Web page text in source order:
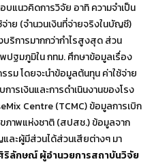
บแนวคิดการวิจัย อาทิ ความจำเป็น
าย (จำนวนเงินที่จ่ายจริงในบัญชี)
บริการมากกว่ากำไรสูงสุด ส่วน
ปฐมภูมิใน กทม. ศึกษาข้อมูลเรื่อง
ม โดยจะนำข้อมูลต้นทุน ค่าใช้จ่าย
รเงินและการดำเนินงานของโรง
Centre (TCMC) ข้อมูลการเบิก
ภาพแห่งชาติ (สปสช.) ข้อมูลจาก
ละผู้มีส่วนได้ส่วนเสียต่างๆ มา
ลักษณ์ ผู้อำนวยการสถาบันวิจัย